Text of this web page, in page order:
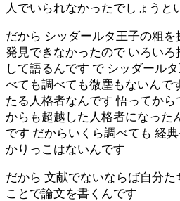
人でいられなかったでしょうと
だから シッダールタ王子の粗
発見できなかったので いろいろ
して語るんです で シッダール
べても調べても微塵もないんで
たる人格者なんです 悟ってか
からも超越した人格者になった
です だからいくら調べても 経
かりっこはないんです
だから 文献でないならば自分た
ことで論文を書くんです